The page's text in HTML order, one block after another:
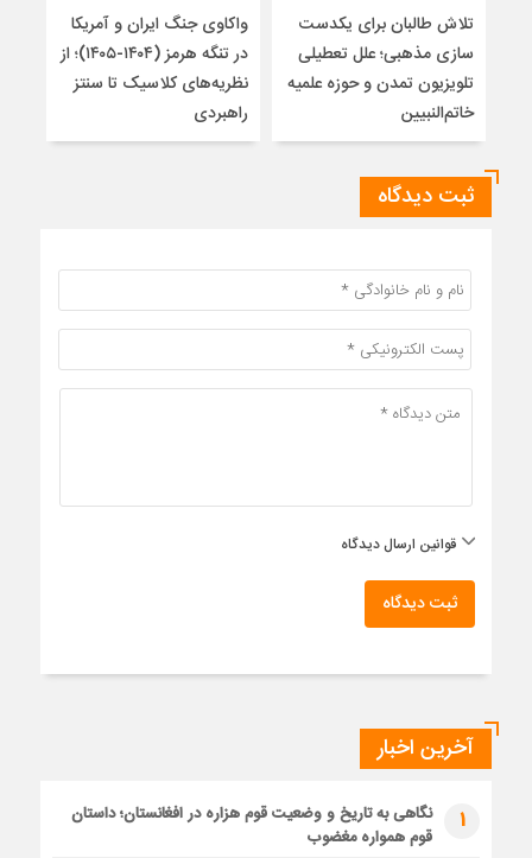
تلاش طالبان برای یکدست
سازی مذهبی؛ علل تعطیلی
تلویزیون تمدن و حوزه علمیه
خاتم‌النبیین
واکاوی جنگ ایران و آمریکا
در تنگه هرمز (۱۴۰۴-۱۴۰۵)؛ از
نظریه‌های کلاسیک تا سنتز
راهبردی
ثبت دیدگاه
قوانین ارسال دیدگاه
ثبت دیدگاه
آخرین اخبار
1
نگاهی به تاریخ و وضعیت قوم هزاره در افغانستان؛ داستان
قوم همواره مغضوب